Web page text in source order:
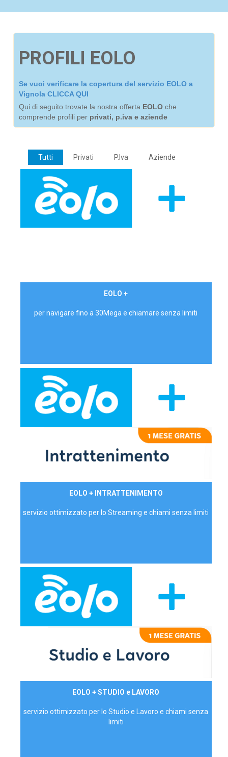
PROFILI EOLO
Se vuoi verificare la copertura del servizio EOLO a
Vignola CLICCA QUI
Qui di seguito trovate la nostra offerta EOLO che
comprende profili per privati, p.iva e aziende
Tutti Privati P.Iva Aziende
EOLO +
per navigare fino a 30Mega e chiamare senza limiti
EOLO + INTRATTENIMENTO
servizio ottimizzato per lo Streaming e chiami senza limiti
EOLO + STUDIO e LAVORO
servizio ottimizzato per lo Studio e Lavoro e chiami senza
limiti